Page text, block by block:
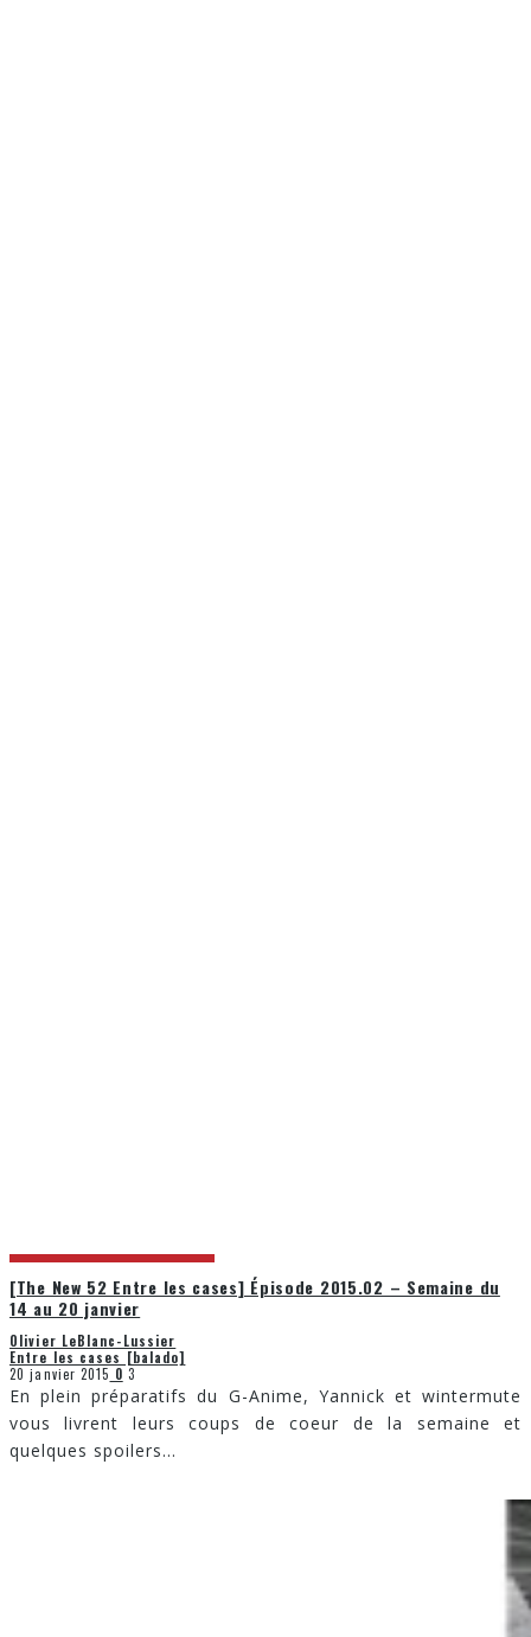
[The New 52 Entre les cases] Épisode 2015.02 – Semaine du
14 au 20 janvier
Olivier LeBlanc-Lussier
Entre les cases [balado]
20 janvier 2015 0 3
En plein préparatifs du G-Anime, Yannick et wintermute
vous livrent leurs coups de coeur de la semaine et
quelques spoilers...